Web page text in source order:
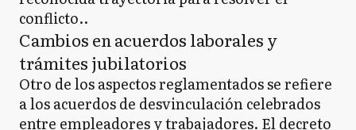
conflicto..
Cambios en acuerdos laborales y
trámites jubilatorios
Otro de los aspectos reglamentados se refiere
a los acuerdos de desvinculación celebrados
entre empleadores y trabajadores. El decreto